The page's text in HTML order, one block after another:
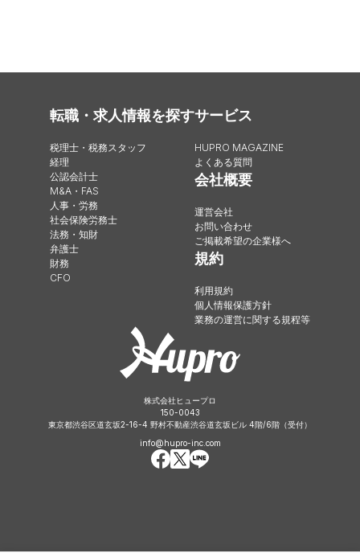
転職・求人情報を探す
税理士・税務スタッフ
経理
公認会計士
M&A・FAS
人事・労務
社会保険労務士
法務・知財
弁護士
財務
CFO
サービス
HUPRO MAGAZINE
よくある質問
会社概要
運営会社
お問い合わせ
ご掲載希望の企業様へ
規約
利用規約
個人情報保護方針
業務の運営に関する規程等
株式会社ヒュープロ
150-0043
東京都渋谷区道玄坂2-16-4 野村不動産渋谷道玄坂ビル 4階/6階（受付）
info@hupro-inc.com